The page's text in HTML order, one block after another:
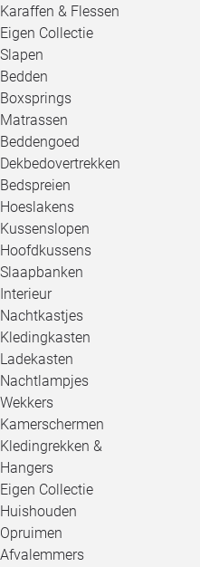
Karaffen & Flessen
Eigen Collectie
Slapen
Bedden
Boxsprings
Matrassen
Beddengoed
Dekbedovertrekken
Bedspreien
Hoeslakens
Kussenslopen
Hoofdkussens
Slaapbanken
Interieur
Nachtkastjes
Kledingkasten
Ladekasten
Nachtlampjes
Wekkers
Kamerschermen
Kledingrekken &
Hangers
Eigen Collectie
Huishouden
Opruimen
Afvalemmers